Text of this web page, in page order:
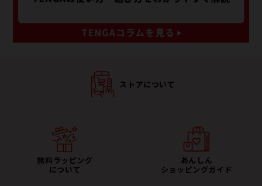
ストアについて
無料ラッピング
について
あんしん
ショッピングガイド